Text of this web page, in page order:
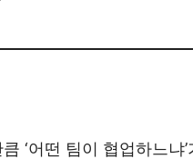
‘어떤 팀이 협업하느냐’